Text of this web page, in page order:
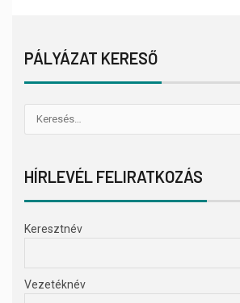
PÁLYÁZAT KERESŐ
HÍRLEVÉL FELIRATKOZÁS
Keresztnév
Vezetéknév